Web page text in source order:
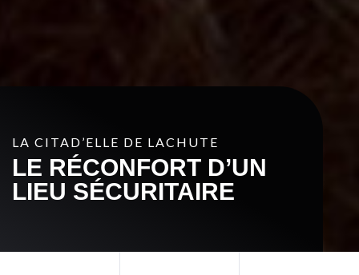
LA CITAD’ELLE DE LACHUTE
LE RÉCONFORT D’UN
LIEU SÉCURITAIRE